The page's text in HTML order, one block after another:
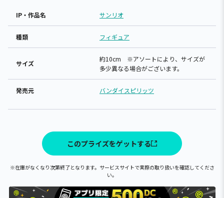
IP・作品名 サンリオ
種類 フィギュア
サイズ
約10cm ※アソートにより、サイズが
多少異なる場合がございます。
発売元 バンダイスピリッツ
このプライズをゲットする
※在庫がなくなり次第終了となります。サービスサイトで実際の取り扱いを確認してくださ
い。